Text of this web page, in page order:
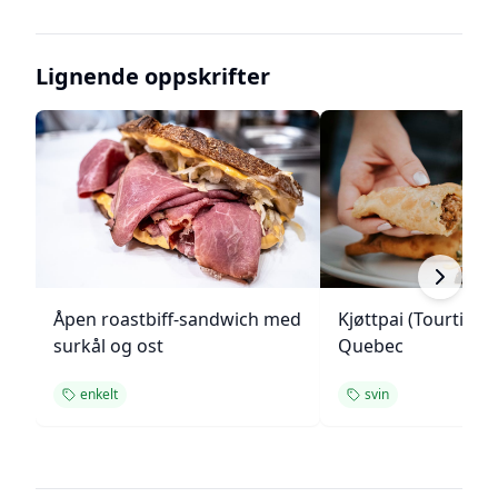
Lignende oppskrifter
Åpen roastbiff-sandwich med
surkål og ost
enkelt
Kjøttpai
Quebec
svin